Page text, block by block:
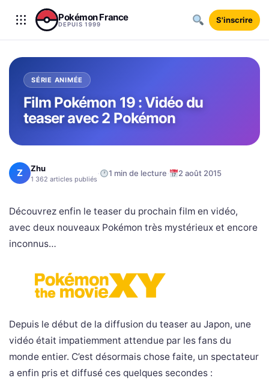
Aller au contenu
Pokémon France
DEPUIS 1999 S'inscrire
SÉRIE ANIMÉE
Film Pokémon 19 : Vidéo du
teaser avec 2 Pokémon
Z Zhu
1 362 articles publiés · 1 min de lecture· 2 août 2015
Découvrez enfin le teaser du prochain film en vidéo,
avec deux nouveaux Pokémon très mystérieux et encore
inconnus…
Depuis le début de la diffusion du teaser au Japon, une
vidéo était impatiemment attendue par les fans du
monde entier. C’est désormais chose faite, un spectateur
a enfin pris et diffusé ces quelques secondes :